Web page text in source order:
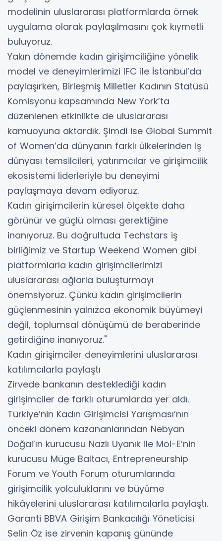
modelinin uluslararası platformlarda örnek
uygulama olarak paylaşılmasını çok kıymetli
buluyoruz.
Yakın dönemde kadın girişimciliğine yönelik
model ve deneyimlerimizi IFC ile İstanbul’da
paylaşırken, Birleşmiş Milletler Kadının Statüsü
Komisyonu kapsamında New York’ta
düzenlenen etkinlikte de uluslararası
kamuoyuna aktardık. Şimdi ise Global Summit
of Women’da dünyanın farklı ülkelerinden iş
dünyası temsilcileri, yatırımcılar ve girişimcilik
ekosistemi liderleriyle bu deneyimi
paylaşmaya devam ediyoruz.
Kadın girişimcilerin küresel ölçekte daha
görünür ve güçlü olması gerektiğine
inanıyoruz. Bu doğrultuda Techstars iş
birliğimiz ve Startup Weekend Women gibi
platformlarla kadın girişimcilerimizi
uluslararası ağlarla buluşturmayı
önemsiyoruz. Çünkü kadın girişimcilerin
güçlenmesinin yalnızca ekonomik büyümeyi
değil, toplumsal dönüşümü de beraberinde
getirdiğine inanıyoruz."
Kadın girişimciler deneyimlerini uluslararası
katılımcılarla paylaştı
Zirvede bankanın desteklediği kadın
girişimciler de farklı oturumlarda yer aldı.
Türkiye’nin Kadın Girişimcisi Yarışması’nın
önceki dönem kazananlarından Nebyan
Doğal’ın kurucusu Nazlı Uyanık ile Mol-E’nin
kurucusu Müge Baltacı, Entrepreneurship
Forum ve Youth Forum oturumlarında
girişimcilik yolculuklarını ve büyüme
hikâyelerini uluslararası katılımcılarla paylaştı.
Garanti BBVA Girişim Bankacılığı Yöneticisi
Selin Öz ise zirvenin kapanış gününde